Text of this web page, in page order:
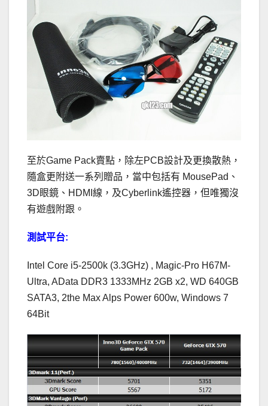
至於Game Pack賣點，除左PCB設計及更換散熱，
隨盒更附送一系列贈品，當中包括有 MousePad、
3D眼鏡、HDMI線，及Cyberlink遙控器，但唯獨沒
有遊戲附跟。
測試平台:
Intel Core i5-2500k (3.3GHz) , Magic-Pro H67M-
Ultra, AData DDR3 1333MHz 2GB x2, WD 640GB
SATA3, 2the Max Alps Power 600w, Windows 7
64Bit